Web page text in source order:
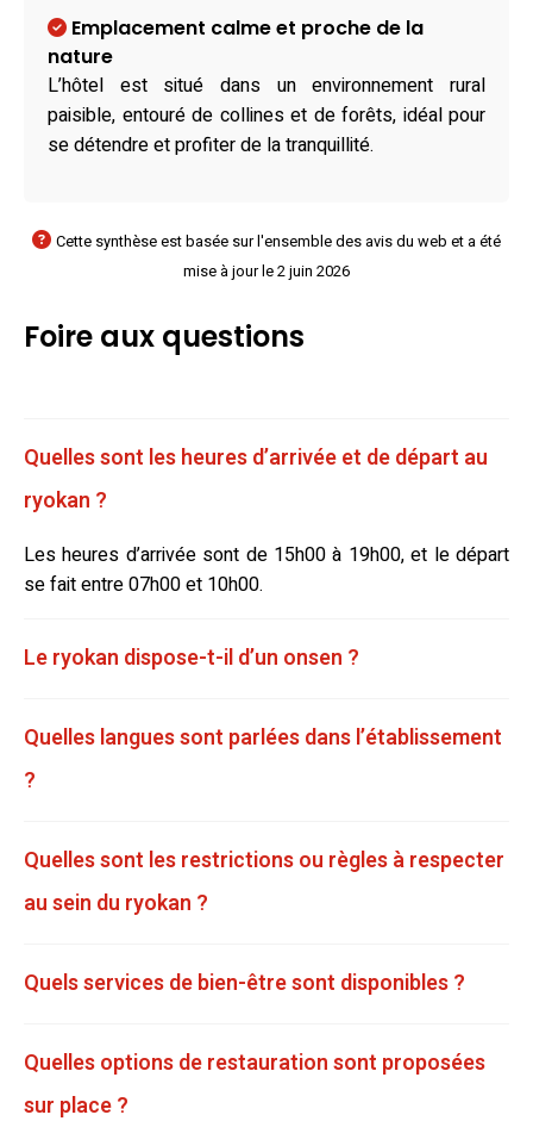
Emplacement calme et proche de la
nature
L’hôtel est situé dans un environnement rural
paisible, entouré de collines et de forêts, idéal pour
se détendre et profiter de la tranquillité.
Cette synthèse est basée sur l'ensemble des avis du web et a été
mise à jour le 2 juin 2026
Foire aux questions
Quelles sont les heures d’arrivée et de départ au
ryokan ?
Les heures d’arrivée sont de 15h00 à 19h00, et le départ
se fait entre 07h00 et 10h00.
Le ryokan dispose-t-il d’un onsen ?
Quelles langues sont parlées dans l’établissement
?
Quelles sont les restrictions ou règles à respecter
au sein du ryokan ?
Quels services de bien-être sont disponibles ?
Quelles options de restauration sont proposées
sur place ?